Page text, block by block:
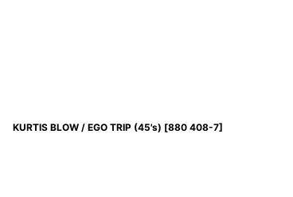
KURTIS BLOW / EGO TRIP (45's) [880 408-7]